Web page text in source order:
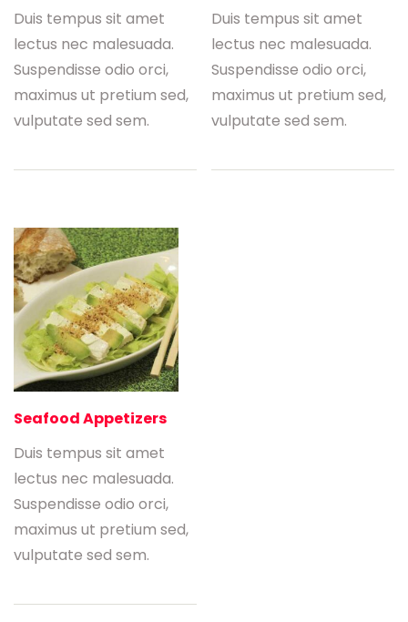
Duis tempus sit amet
lectus nec malesuada.
Suspendisse odio orci,
maximus ut pretium sed,
vulputate sed sem.
Duis tempus sit amet
lectus nec malesuada.
Suspendisse odio orci,
maximus ut pretium sed,
vulputate sed sem.
Seafood Appetizers
Duis tempus sit amet
lectus nec malesuada.
Suspendisse odio orci,
maximus ut pretium sed,
vulputate sed sem.